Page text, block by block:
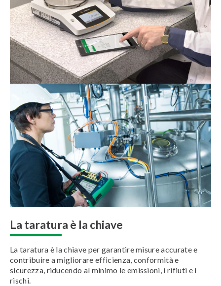
La taratura è la chiave
La taratura è la chiave per garantire misure accurate e
contribuire a migliorare efficienza, conformità e
sicurezza, riducendo al minimo le emissioni, i rifiuti e i
rischi.